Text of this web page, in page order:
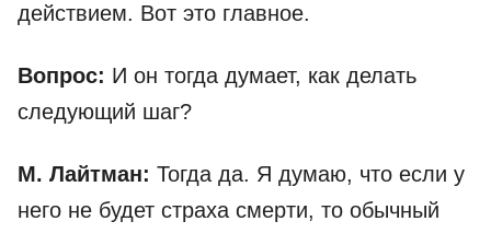
действием. Вот это главное.
Вопрос: И он тогда думает, как делать
следующий шаг?
М. Лайтман: Тогда да. Я думаю, что если у
него не будет страха смерти, то обычный